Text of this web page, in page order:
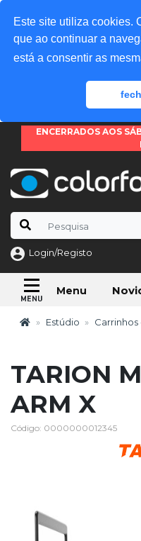
Este site utiliza cookies.
que ao continuar a
está a consentir as
ENCERRADOS AOS
Login/Registo
Menu
Estúdio
TARION
ARM X
Código: 0000000012345